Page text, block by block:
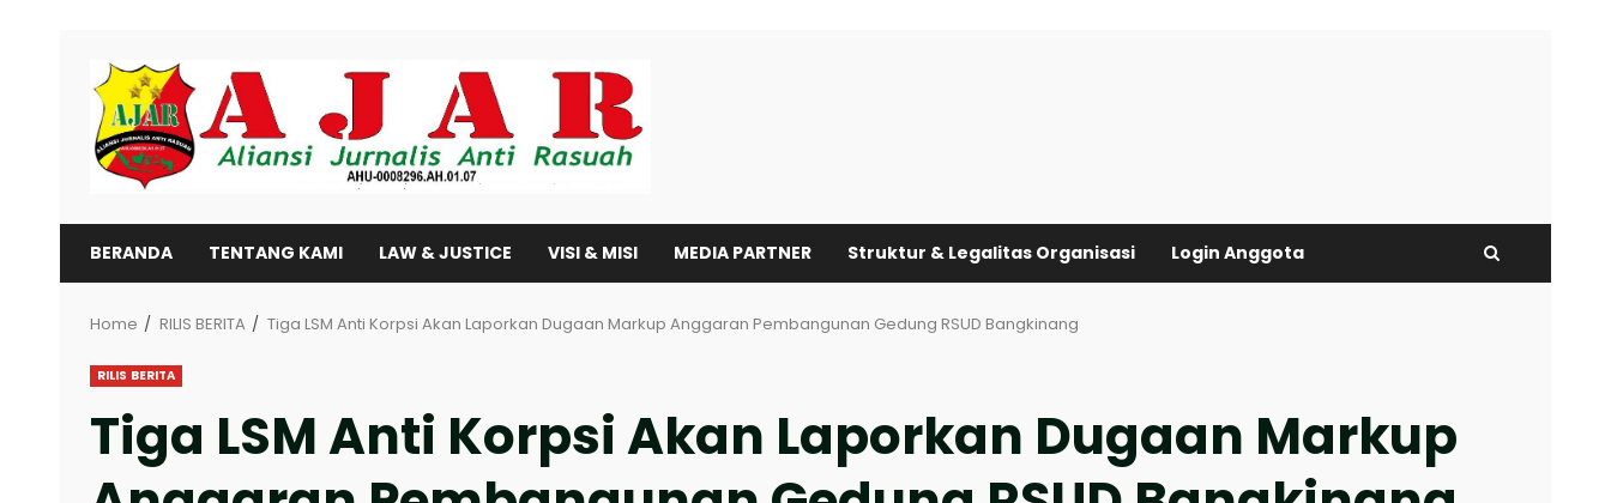
content
BERANDA TENTANG KAMI LAW & JUSTICE VISI & MISI MEDIA PARTNER Struktur & Legalitas Organisasi Login Anggota
Home RILIS BERITA Tiga LSM Anti Korpsi Akan Laporkan Dugaan Markup Anggaran Pembangunan Gedung RSUD Bangkinang
RILIS BERITA
Tiga LSM Anti Korpsi Akan Laporkan Dugaan Markup